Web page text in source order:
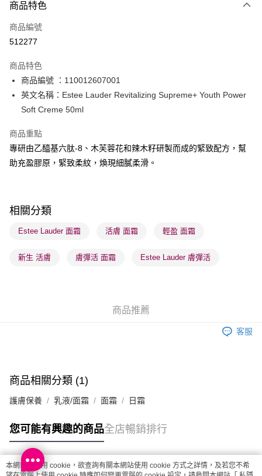
信用卡
Apple Pay
PayMe
WeChat Pay
送貨方式
順豐自助櫃 - 確認發貨後1-3個工作天送達
順豐站及營業點 - 確認發貨後1-3個工作天送達
物流公司進行物流配送
取。逾期會取消訂單，並不會安排重寄
每筆HK$20.00，滿HK$100.00或以上免運費
澳門地區配送 - 確認發貨後1-4個工作天送達
商品特色
商品編號
512277
商品特色
商品編號 ：110012607001
英文名稱：Estee Lauder Revitalizing Supreme+ Youth Power
Soft Creme 50ml
商品重點
專研由乙醯基六肽-8、木芙蓉花和辣木籽研製而成的緊致配方，幫
助充盈膠原，緊致柔紋，煥現細膩柔滑。
相關分類
Estee Lauder 面霜 活膚 面霜 輕盈 面霜
新生 活膚 膚彈活 面霜 Estee Lauder 膚彈活
商品推薦
客服
商品相關分類 (1)
護膚保養 乳液/面霜 面霜 日霜
您可能有興趣的商品全店暢銷排行
本網站中使用 cookie，欲查詢有關本網站使用 cookie 方式之詳情，及若您不希